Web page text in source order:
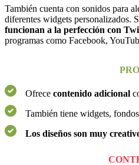
También cuenta con sonidos para
diferentes widgets personalizados.
funcionan a la perfección con
programas como Facebook,
Ofrece contenido adicional
También tiene widgets,
Los diseños son muy